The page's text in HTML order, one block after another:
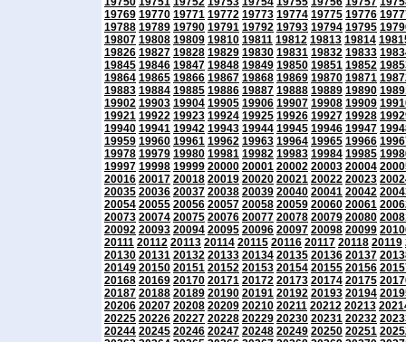
19769 19770 19771 19772 19773 19774 19775 19776
19788 19789 19790 19791 19792 19793 19794 19795
19807 19808 19809 19810 19811 19812 19813 19814
19826 19827 19828 19829 19830 19831 19832 19833
19845 19846 19847 19848 19849 19850 19851 19852
19864 19865 19866 19867 19868 19869 19870 19871
19883 19884 19885 19886 19887 19888 19889 19890
19902 19903 19904 19905 19906 19907 19908 19909
19921 19922 19923 19924 19925 19926 19927 19928
19940 19941 19942 19943 19944 19945 19946 19947
19959 19960 19961 19962 19963 19964 19965 19966
19978 19979 19980 19981 19982 19983 19984 19985
19997 19998 19999 20000 20001 20002 20003 20004
20016 20017 20018 20019 20020 20021 20022 20023
20035 20036 20037 20038 20039 20040 20041 20042
20054 20055 20056 20057 20058 20059 20060 20061
20073 20074 20075 20076 20077 20078 20079 20080
20092 20093 20094 20095 20096 20097 20098 20099
20111 20112 20113 20114 20115 20116 20117 20118 20119
20130 20131 20132 20133 20134 20135 20136 20137
20149 20150 20151 20152 20153 20154 20155 20156
20168 20169 20170 20171 20172 20173 20174 20175
20187 20188 20189 20190 20191 20192 20193 20194
20206 20207 20208 20209 20210 20211 20212 20213
20225 20226 20227 20228 20229 20230 20231 20232
20244 20245 20246 20247 20248 20249 20250 20251